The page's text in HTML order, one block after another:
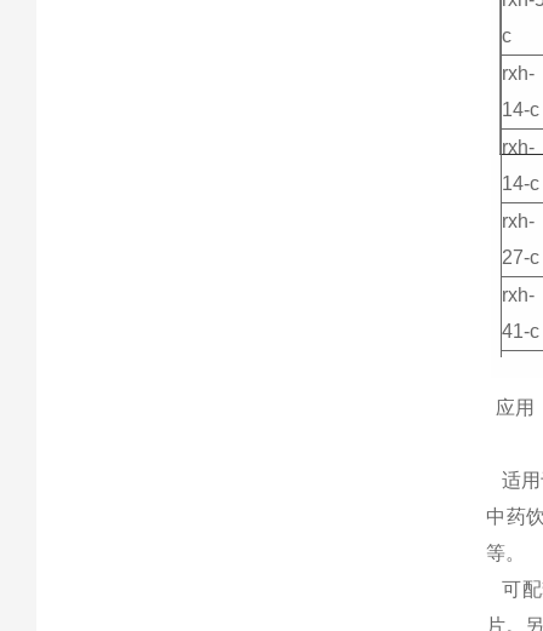
c
rxh-
14-c
rxh-
14-c
rxh-
27-c
rxh-
41-c
54-c
18-c
rxh-
41-c
rxh-
25-a
应用
适用
中药
等。
可配
片。